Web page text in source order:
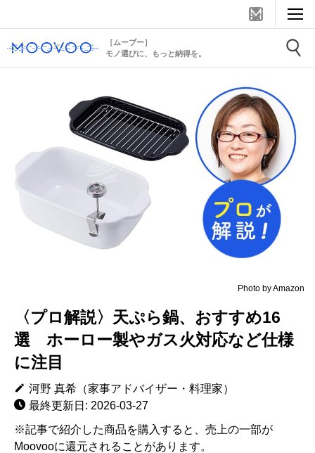
［ムーブー］
モノ選びに、もっと納得を。
Photo by Amazon
〈プロ解説〉天ぷら鍋、おすすめ16
選 ホーロー製やガス火対応など仕様
に注目
河野 真希（家事アドバイザー・料理家）
最終更新日: 2026-03-27
※記事で紹介した商品を購入すると、売上の一部が
Moovooに還元されることがあります。